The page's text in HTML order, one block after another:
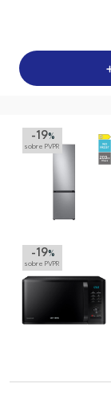
-19%
sobre PVPR
-19%
sobre PVPR